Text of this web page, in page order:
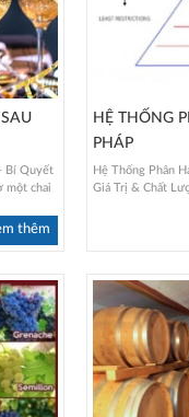
Bí Quyết
một chai
thêm
HỆ THỐNG
PHÁP
Hệ Thống Phân
Giá Trị & Chất